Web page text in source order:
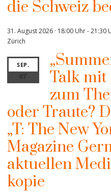
die Schweiz
31. August 2026 · 18:00 Uhr-21:30
Zürich
SEP.
07
Talk mit
zum
oder Traute?
„T: The New
Magazine
aktuellen
kopie